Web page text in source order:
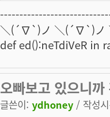
＼(´∇`)ノ ＼(´∇`)
def ed():neTdiVeR in
오빠보고 있으니
글쓴이: ydhoney / 작성